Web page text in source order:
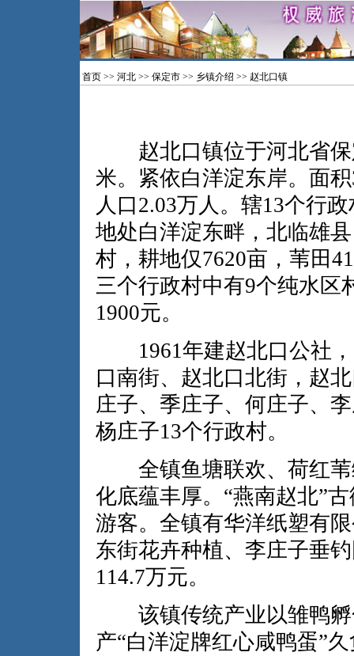
首页 >> 河北 >> 保定市 >> 乡镇介绍 >> 赵北口镇
赵北口镇位于河北省保
米。紧依白洋淀东岸。面
人口2.03万人。辖13个行
地处白洋淀东畔，北临雄
村，耕地仅7620亩，苇田
三个行政村中有9个纯水区
1900元。
1961年建赵北口公社，
口南街、赵北口北街，赵
庄子、季庄子、何庄子、
杨庄子13个行政村。
全镇鱼塘联欢、荷红苇
化底蕴丰厚。“燕南赵北”
游客。全镇有华洋纸塑有
东街花卉种植、李庄子垂
114.7万元。
该镇传统产业以雏鸭孵
产“白洋淀牌红心咸鸭蛋”